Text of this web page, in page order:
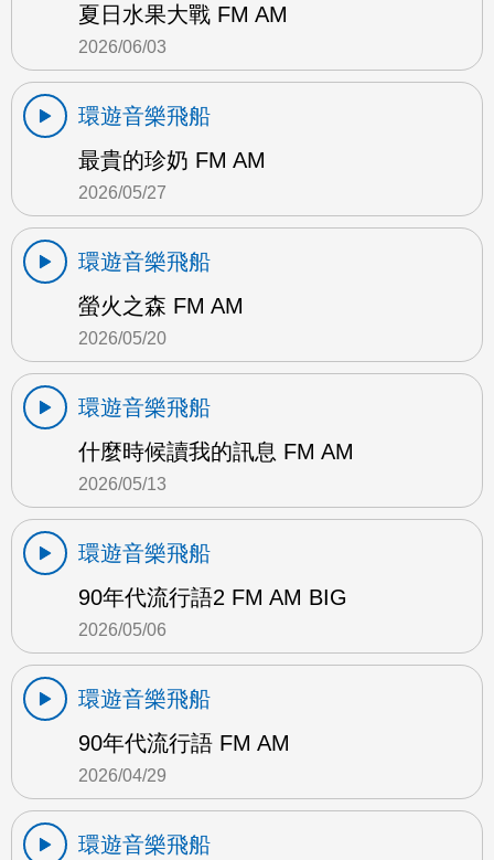
夏日水果大戰 FM AM
2026/06/03
環遊音樂飛船
最貴的珍奶 FM AM
2026/05/27
環遊音樂飛船
螢火之森 FM AM
2026/05/20
環遊音樂飛船
什麼時候讀我的訊息 FM AM
2026/05/13
環遊音樂飛船
90年代流行語2 FM AM BIG
2026/05/06
環遊音樂飛船
90年代流行語 FM AM
2026/04/29
環遊音樂飛船